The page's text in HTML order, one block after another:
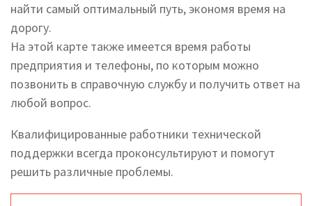
найти самый оптимальный путь, экономя время на
дорогу.
На этой карте также имеется время работы
предприятия и телефоны, по которым можно
позвонить в справочную службу и получить ответ на
любой вопрос.
Квалифицированные работники технической
поддержки всегда проконсультируют и помогут
решить различные проблемы.